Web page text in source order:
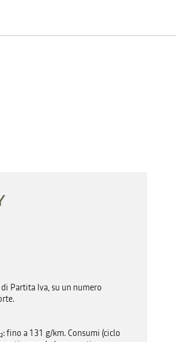
Partita Iva, su un numero
fino a 131 g/km. Consumi (ciclo